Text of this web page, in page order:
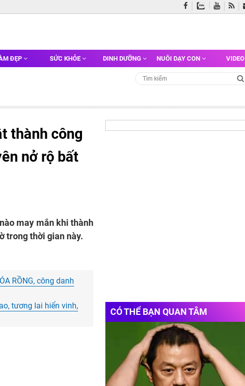
ĐẸP SỨC KHỎE DINH DƯỠNG NUÔI DẠY CON VIDEO
thành công
nở rộ bất
may mắn khi thành
trong thời gian này.
RỒNG, công danh
tương lai hiển vinh,
CÓ THỂ BẠN QUAN TÂM